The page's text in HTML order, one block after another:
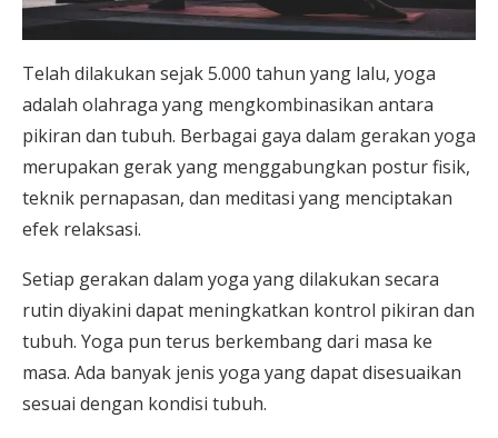
Telah dilakukan sejak 5.000 tahun yang lalu, yoga
adalah olahraga yang mengkombinasikan antara
pikiran dan tubuh. Berbagai gaya dalam gerakan yoga
merupakan gerak yang menggabungkan postur fisik,
teknik pernapasan, dan meditasi yang menciptakan
efek relaksasi.
Setiap gerakan dalam yoga yang dilakukan secara
rutin diyakini dapat meningkatkan kontrol pikiran dan
tubuh. Yoga pun terus berkembang dari masa ke
masa. Ada banyak jenis yoga yang dapat disesuaikan
sesuai dengan kondisi tubuh.